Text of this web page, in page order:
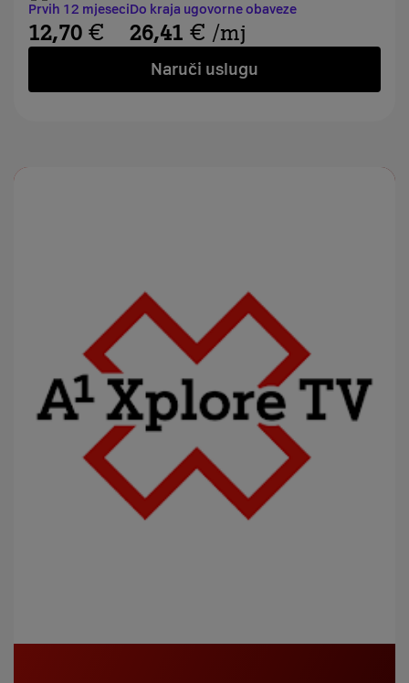
Prvih 12 mjeseci
12,70 €
Do kraja ugovorne obaveze
26,41 € /mj
Naruči uslugu